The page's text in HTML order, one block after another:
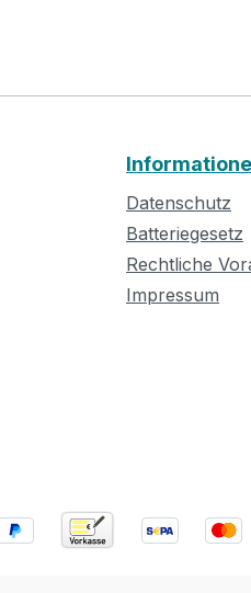
Datenschutz
Batteriegesetz
Rechtliche
Impressum